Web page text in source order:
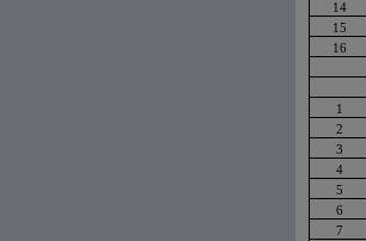
14
15
16
1
2
3
4
5
6
7